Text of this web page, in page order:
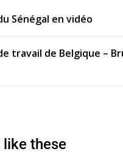
Sénégal en vidéo
travail de Belgique –
like these